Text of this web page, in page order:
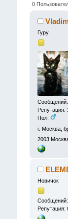
0
Гуру
Репутация:
Пол:
г. Москва,
2003
Новичок
Репутация: